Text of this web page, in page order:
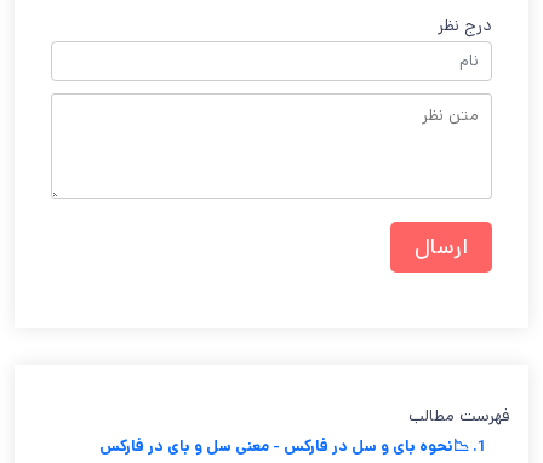
درج نظر
فهرست مطالب
1. 📉نحوه بای و سل در فارکس - معنی سل و بای در فارکس